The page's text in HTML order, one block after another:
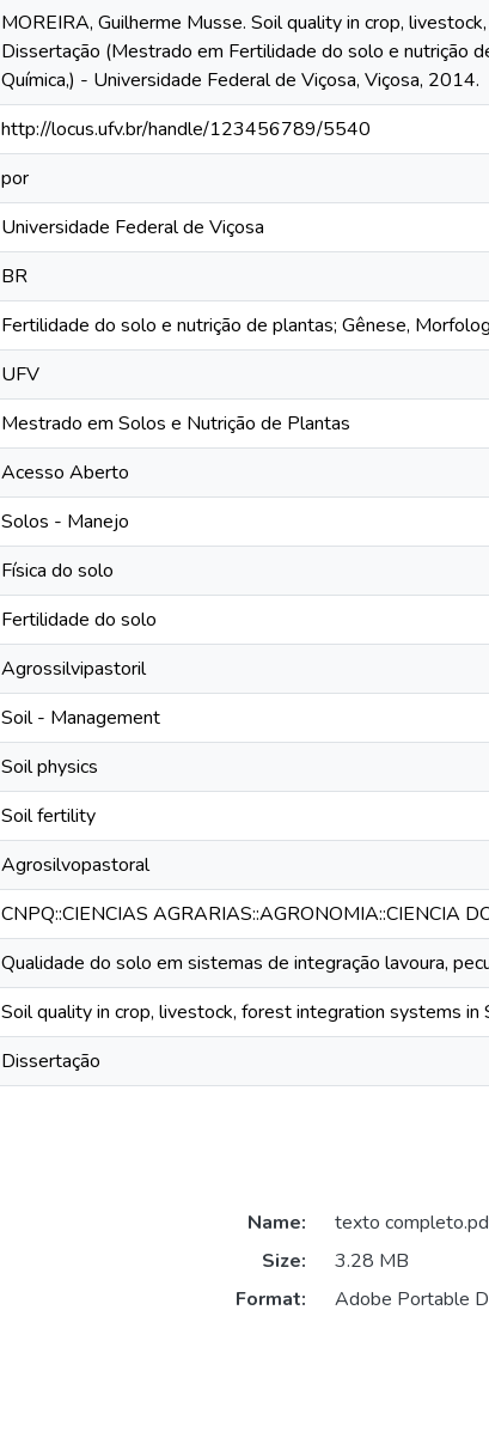
MOREIRA, Guilherme Musse. Soil quality in crop,
Dissertação (Mestrado em Fertilidade do solo e nutrição
Química,) - Universidade Federal de Viçosa, Viçosa, 2014.
http://locus.ufv.br/handle/123456789/5540
por
Universidade Federal de Viçosa
BR
Fertilidade do solo e nutrição de plantas; Gênese,
UFV
Mestrado em Solos e Nutrição de Plantas
Acesso Aberto
Solos - Manejo
Física do solo
Fertilidade do solo
Agrossilvipastoril
Soil - Management
Soil physics
Soil fertility
Agrosilvopastoral
CNPQ::CIENCIAS AGRARIAS::AGRONOMIA::CIENCIA
Qualidade do solo em sistemas de integração lavoura,
Soil quality in crop, livestock, forest integration systems in
Dissertação
Name:
texto
Size:
3.28 MB
Format:
Adobe Portable